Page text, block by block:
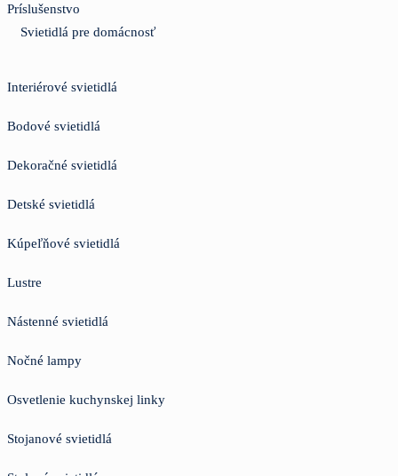
Príslušenstvo
Svietidlá pre domácnosť
Interiérové svietidlá
Bodové svietidlá
Dekoračné svietidlá
Detské svietidlá
Kúpeľňové svietidlá
Lustre
Nástenné svietidlá
Nočné lampy
Osvetlenie kuchynskej linky
Stojanové svietidlá